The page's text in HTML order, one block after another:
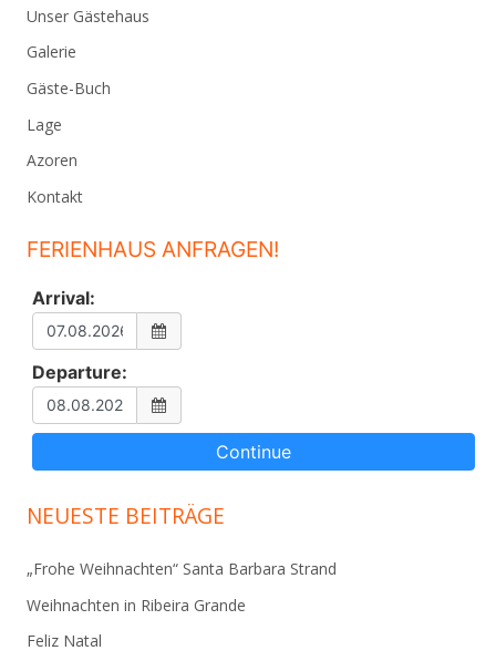
Unser Gästehaus
Galerie
Gäste-Buch
Lage
Azoren
Kontakt
FERIENHAUS ANFRAGEN!
Arrival:
Departure:
NEUESTE BEITRÄGE
„Frohe Weihnachten“ Santa Barbara Strand
Weihnachten in Ribeira Grande
Feliz Natal